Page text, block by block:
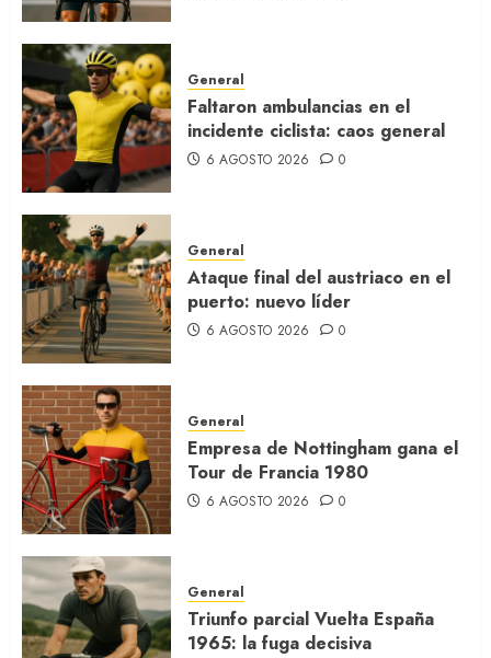
General
Faltaron ambulancias en el
incidente ciclista: caos general
6 AGOSTO 2026 0
General
Ataque final del austriaco en el
puerto: nuevo líder
6 AGOSTO 2026 0
General
Empresa de Nottingham gana el
Tour de Francia 1980
6 AGOSTO 2026 0
General
Triunfo parcial Vuelta España
1965: la fuga decisiva